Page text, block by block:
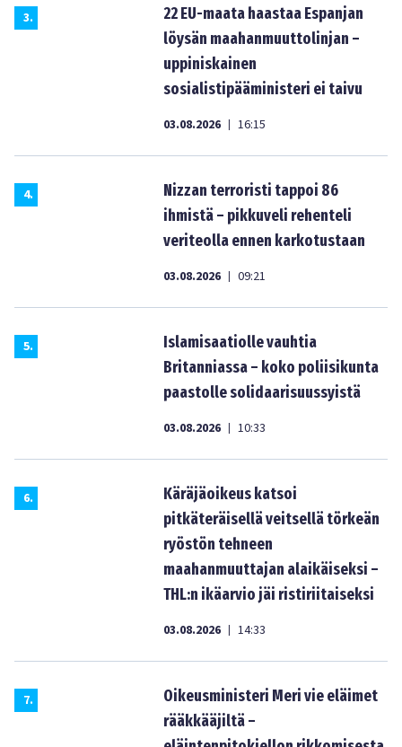
3.
22 EU-maata haastaa Espanjan
löysän maahanmuuttolinjan –
uppiniskainen
sosialistipääministeri ei taivu
03.08.2026 | 16:15
4.
Nizzan terroristi tappoi 86
ihmistä – pikkuveli rehenteli
veriteolla ennen karkotustaan
03.08.2026 | 09:21
5.
Islamisaatiolle vauhtia
Britanniassa – koko poliisikunta
paastolle solidaarisuussyistä
03.08.2026 | 10:33
6.
Käräjäoikeus katsoi
pitkäteräisellä veitsellä törkeän
ryöstön tehneen
maahanmuuttajan alaikäiseksi –
THL:n ikäarvio jäi ristiriitaiseksi
03.08.2026 | 14:33
7.
Oikeusministeri Meri vie eläimet
rääkkääjiltä –